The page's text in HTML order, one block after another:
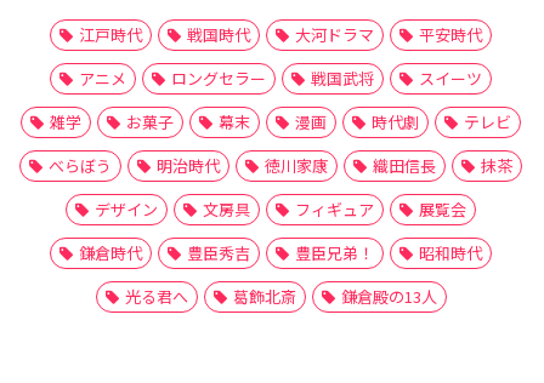
江戸時代 戦国時代 大河ドラマ
平安時代
アニメ
ロングセラー 戦国武将
スイーツ
雑学
お菓子 幕末 漫画 時代劇
テレビ
べらぼう
明治時代 徳川家康 織田信長
抹茶
デザイン
文房具 フィギュア
展覧会
鎌倉時代
豊臣秀吉 豊臣兄弟！
昭和時代
光る君へ
葛飾北斎 鎌倉殿の13人